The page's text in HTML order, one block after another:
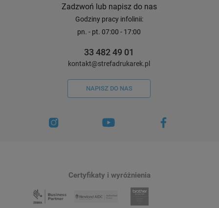
Zadzwoń lub napisz do nas
Godziny pracy infolinii:
pn. - pt. 07:00 - 17:00
33 482 49 01
kontakt@strefadrukarek.pl
NAPISZ DO NAS
Certyfikaty i wyróżnienia